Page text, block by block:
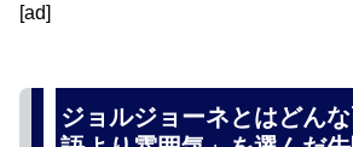
[ad]
ジョルジョーネとはどん